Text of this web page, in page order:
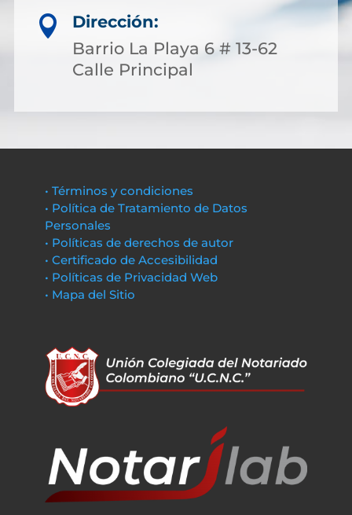

Dirección:
Barrio La Playa 6 # 13-62
Calle Principal
• Términos y condiciones
• Política de Tratamiento de Datos
Personales
• Políticas de derechos de autor
• Certificado de Accesibilidad
• Políticas de Privacidad Web
• Mapa del Sitio